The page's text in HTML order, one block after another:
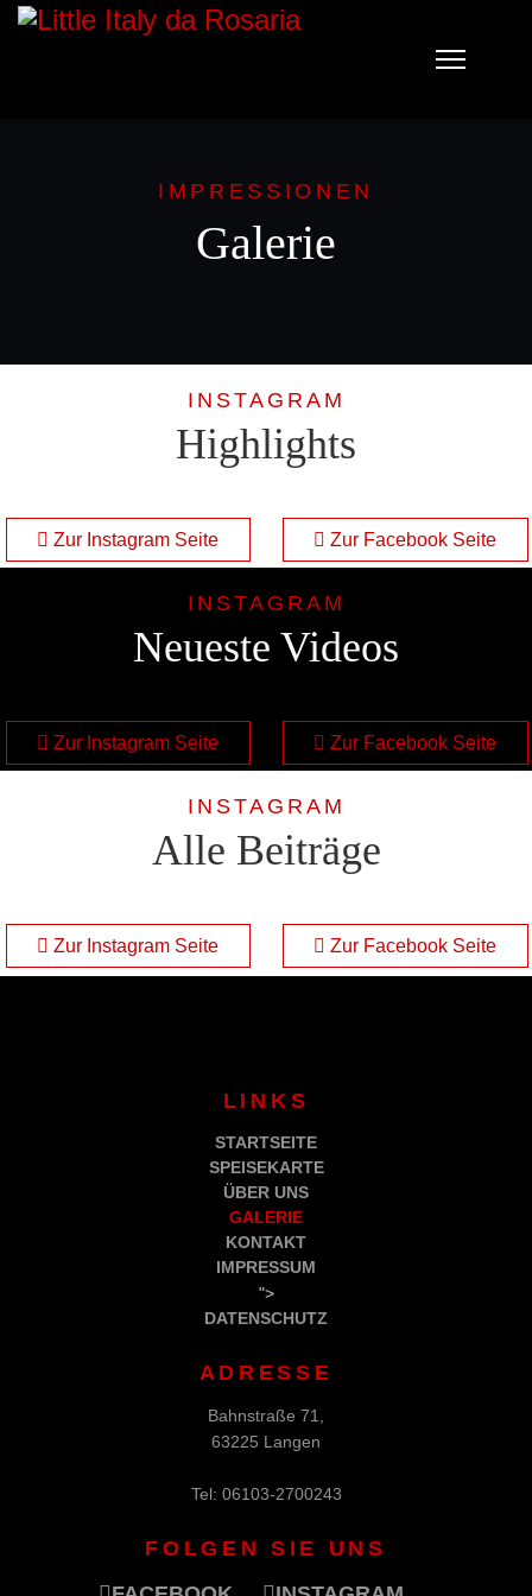
IMPRESSIONEN
Galerie
INSTAGRAM
Highlights
Zur Instagram Seite Zur Facebook Seite
INSTAGRAM
Neueste Videos
Zur Instagram Seite Zur Facebook Seite
INSTAGRAM
Alle Beiträge
Zur Instagram Seite Zur Facebook Seite
LINKS
STARTSEITE
SPEISEKARTE
ÜBER UNS
GALERIE
KONTAKT
IMPRESSUM
">
DATENSCHUTZ
ADRESSE
Bahnstraße 71,
63225 Langen
Tel: 06103-2700243
FOLGEN SIE UNS